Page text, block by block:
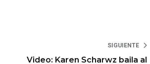
SIGUIENTE
Video: Karen Scharwz baila al